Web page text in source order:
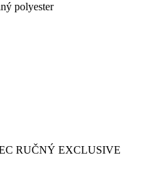
polyester
RUČNÝ EXCLUSIVE